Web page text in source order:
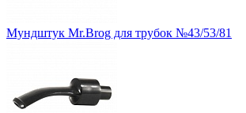
Мундштук Mr.Brog для трубок №43/53/81